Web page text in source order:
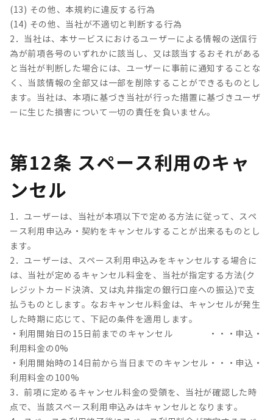
(13) その他、本規約に違反する行為
(14) その他、当社が不適切と判断する行為
2．当社は、本サービスにおけるユーザーによる情報の送信行
為が前項各号のいずれかに該当し、又は該当するおそれがある
と当社が判断した場合には、ユーザーに事前に通知することな
く、当該情報の全部又は一部を削除することができるものとし
ます。当社は、本項に基づき当社が行った措置に基づきユーザ
ーに生じた損害について一切の責任を負いません。
1．ユーザーは、当社が本項以下で定める方法に従って、スペ
ース利用申込み・契約をキャンセルすることが出来るものとし
ます。
2．ユーザーは、スペース利用申込みをキャンセルする場合に
は、当社が定めるキャンセル料金を、当社が指定する方法(ク
レジットカード決済、又は丸井指定の銀行口座への振込)で支
払うものとします。なおキャンセル料金は、キャンセルが発生
した時期に応じて、下記の条件を適用します。
・利用開始日の15日前までのキャンセル ・・・申込・
利用料金の0%
・利用開始時の14日前から当日までのキャンセル・・・申込・
利用料金の100%
3．前項に定めるキャンセル料金の受領を、当社が確認した時
点で、当該スペース利用申込みはキャンセルとなります。
第12条 スペース利用のキャ
ンセル